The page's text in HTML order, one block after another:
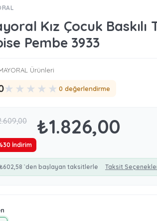
Kız Çocuk Baskılı
Pembe 3933
Ürünleri
★ ★ ★ ★ ★ 0 değerlendirme
₺1.826,00
30 İndirim
₺602,58 `den başlayan taksitlerle Taksit